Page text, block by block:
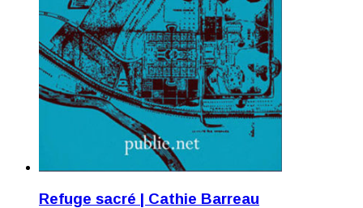
Refuge sacré | Cathie Barreau